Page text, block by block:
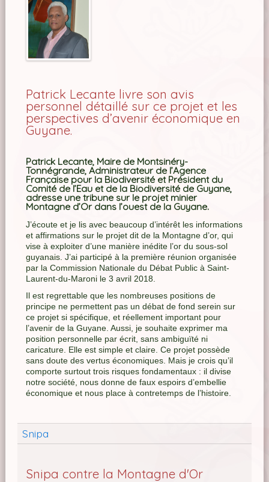
Patrick Lecante livre son avis
personnel détaillé sur ce projet et les
perspectives d’avenir économique en
Guyane.
Patrick Lecante, Maire de Montsinéry-
Tonnégrande, Administrateur de l’Agence
Française pour la Biodiversité et Président du
Comité de l’Eau et de la Biodiversité de Guyane,
adresse une tribune sur le projet minier
Montagne d’Or dans l’ouest de la Guyane.
J’écoute et je lis avec beaucoup d’intérêt les informations
et affirmations sur le projet dit de la Montagne d’or, qui
vise à exploiter d’une manière inédite l’or du sous-sol
guyanais. J’ai participé à la première réunion organisée
par la Commission Nationale du Débat Public à Saint-
Laurent-du-Maroni le 3 avril 2018.
Il est regrettable que les nombreuses positions de
principe ne permettent pas un débat de fond serein sur
ce projet si spécifique, et réellement important pour
l’avenir de la Guyane. Aussi, je souhaite exprimer ma
position personnelle par écrit, sans ambiguïté ni
caricature. Elle est simple et claire. Ce projet possède
sans doute des vertus économiques. Mais je crois qu’il
comporte surtout trois risques fondamentaux : il divise
notre société, nous donne de faux espoirs d’embellie
économique et nous place à contretemps de l’histoire.
Snipa
Snipa contre la Montagne d'Or